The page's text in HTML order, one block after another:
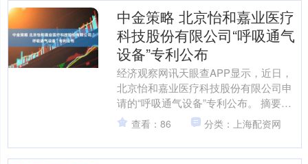
中金策略 北京怡和嘉业医疗
科技股份有限公司“呼吸通气
设备”专利公布
经济观察网讯天眼查APP显示，近日，
北京怡和嘉业医疗科技股份有限公司申
请的“呼吸通气设备”专利公布。 摘要显
示，提供一种呼吸通气设备，包括：主
体；加湿组件，包括....
查看：86 分类：上海配资网